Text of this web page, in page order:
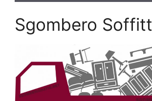
Sgombero